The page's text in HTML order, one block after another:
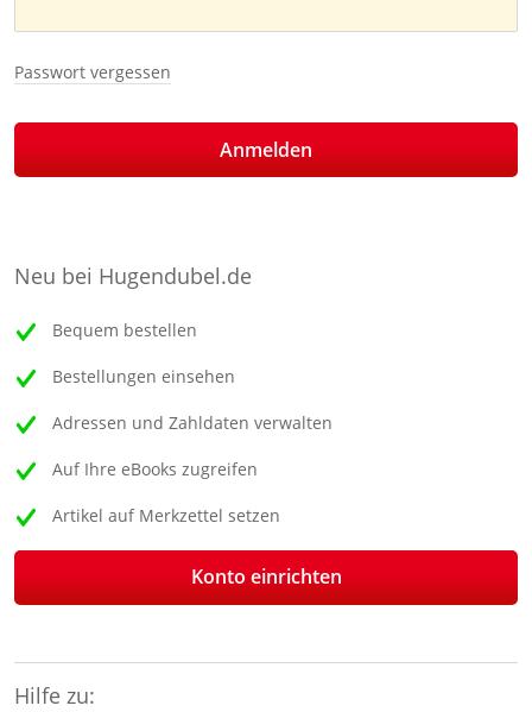
Passwort vergessen
Anmelden
Neu bei Hugendubel.de
Bequem bestellen
Bestellungen einsehen
Adressen und Zahldaten verwalten
Auf Ihre eBooks zugreifen
Artikel auf Merkzettel setzen
Konto einrichten
Hilfe zu: